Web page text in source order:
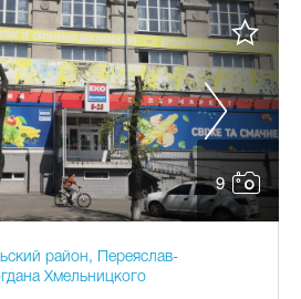
9
район, Переяслав-
Хмельницкого